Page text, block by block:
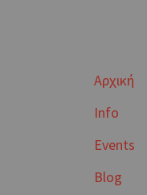
Αρχική
Info
Events
Blog